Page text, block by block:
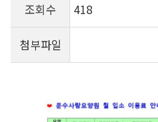
조회수 418
첨부파일